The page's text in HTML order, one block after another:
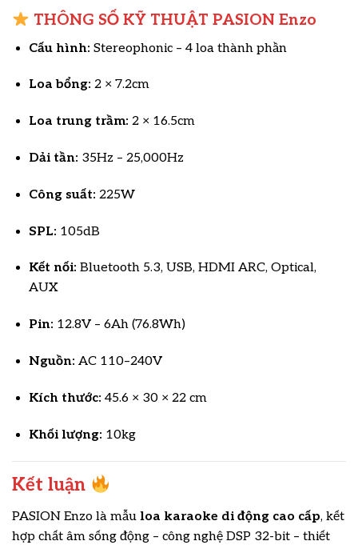
THÔNG SỐ KỸ THUẬT PASION Enzo
Cấu hình: Stereophonic – 4 loa thành phần
Loa bổng: 2 × 7.2cm
Loa trung trầm: 2 × 16.5cm
Dải tần: 35Hz – 25,000Hz
Công suất: 225W
SPL: 105dB
Kết nối: Bluetooth 5.3, USB, HDMI ARC, Optical,
AUX
Pin: 12.8V – 6Ah (76.8Wh)
Nguồn: AC 110–240V
Kích thước: 45.6 × 30 × 22 cm
Khối lượng: 10kg
Kết luận
PASION Enzo là mẫu loa karaoke di động cao cấp, kết
hợp chất âm sống động – công nghệ DSP 32-bit – thiết